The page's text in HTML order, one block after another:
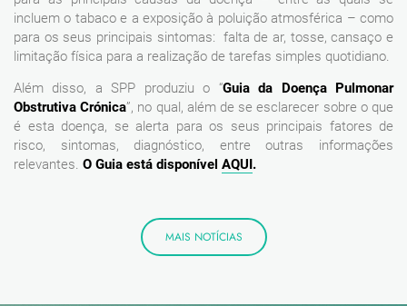
incluem o tabaco e a exposição à poluição atmosférica – como
para os seus principais sintomas: falta de ar, tosse, cansaço e
limitação física para a realização de tarefas simples quotidiano.
Além disso, a SPP produziu o “Guia da Doença Pulmonar
Obstrutiva Crónica”, no qual, além de se esclarecer sobre o que
é esta doença, se alerta para os seus principais fatores de
risco, sintomas, diagnóstico, entre outras informações
relevantes. O Guia está disponível AQUI.
MAIS NOTÍCIAS